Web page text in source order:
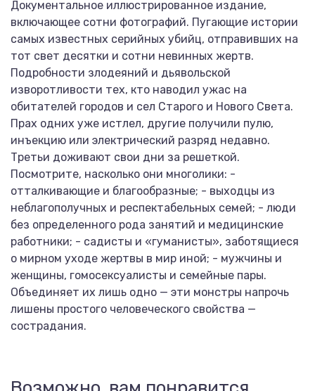
Документальное иллюстрированное издание,
включающее сотни фотографий. Пугающие истории
самых известных серийных убийц, отправивших на
тот свет десятки и сотни невинных жертв.
Подробности злодеяний и дьявольской
изворотливости тех, кто наводил ужас на
обитателей городов и сел Старого и Нового Света.
Прах одних уже истлел, другие получили пулю,
инъекцию или электрический разряд недавно.
Третьи доживают свои дни за решеткой.
Посмотрите, насколько они многолики: -
отталкивающие и благообразные; - выходцы из
неблагополучных и респектабельных семей; - люди
без определенного рода занятий и медицинские
работники; - садисты и «гуманисты», заботящиеся
о мирном уходе жертвы в мир иной; - мужчины и
женщины, гомосексуалисты и семейные пары.
Объединяет их лишь одно — эти монстры напрочь
лишены простого человеческого свойства —
сострадания.